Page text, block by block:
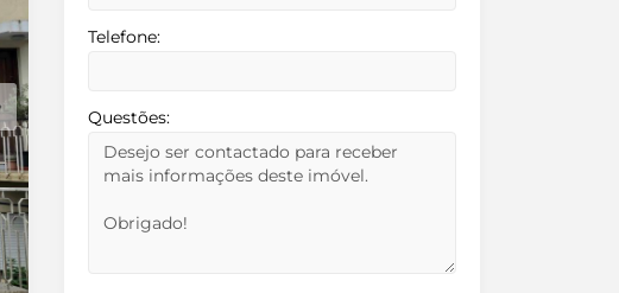
Telefone:
Questões: